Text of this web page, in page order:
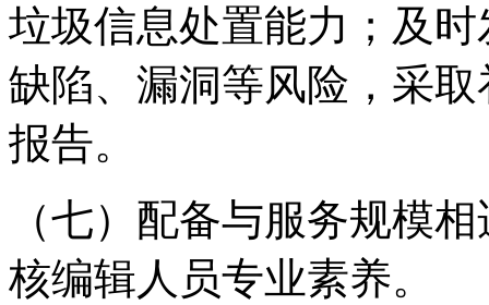
垃圾信息处置能力；及
缺陷、漏洞等风险，采
报告。
（七）配备与服务规模
核编辑人员专业素养。